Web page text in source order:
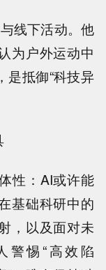
线下活动。他
为户外运动中
是抵御“科技异
性：AI或许能
基础科研中的
，以及面对未
警惕“高效陷